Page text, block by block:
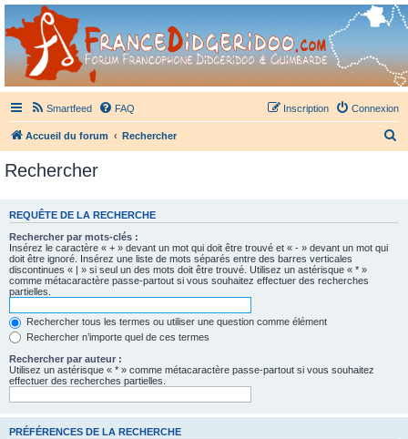
France Didgeridoo
Didgeridoo et Guimbarde sur France Didgeridoo - retrouvez la communauté.
Smartfeed FAQ Connexion
Inscription
Accueil du forum Rechercher
e
Rechercher
REQUÊTE DE LA RECHERCHE
Rechercher par mots-clés :
Insérez le caractère « + » devant un mot qui doit être trouvé et « - » devant un mot qui
doit être ignoré. Insérez une liste de mots séparés entre des barres verticales
discontinues « | » si seul un des mots doit être trouvé. Utilisez un astérisque « * »
comme métacaractère passe-partout si vous souhaitez effectuer des recherches
partielles.
Rechercher tous les termes ou utiliser une question comme élément
Rechercher n’importe quel de ces termes
Rechercher par auteur :
Utilisez un astérisque « * » comme métacaractère passe-partout si vous souhaitez
effectuer des recherches partielles.
PRÉFÉRENCES DE LA RECHERCHE